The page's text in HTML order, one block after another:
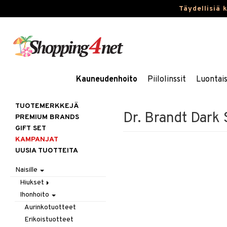
Täydellisiä
Kauneudenhoito Piilolinssit
Dr. Brandt
TUOTEMERKKEJÄ
PREMIUM BRANDS
GIFT SET
KAMPANJAT
UUSIA TUOTTEITA
Naisille
Hiukset
Gift Set
Harjat / Kammat
Hiuskuurit
Ihonhoito
Aurinkotuotteet
Erikoistuotteet